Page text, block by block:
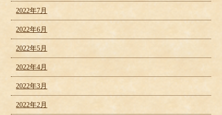
2022年7月
2022年6月
2022年5月
2022年4月
2022年3月
2022年2月